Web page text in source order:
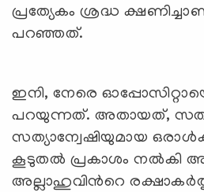
പ്രത്യേകം ശ്രദ്ധ
പറഞ്ഞത്.
ഇനി, നേരെ
പറയുന്നത്. അതായത്,
സത്യാന്വേഷിയുമായ
കൂടുതല്‍ പ്രകാശം നല്‍കി
അല്ലാഹുവിന്‍റെ